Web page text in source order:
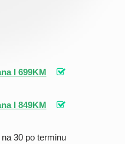
I 699KM
I 849KM
30 po terminu